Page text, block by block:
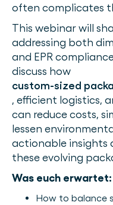
often complicates
This webinar will
addressing both
and EPR
discuss how
custom-sized
, efficient logistics,
can reduce costs,
lessen
actionable insights
these evolving
Was euch erwartet:
How to balance